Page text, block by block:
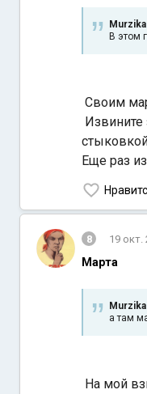
В этом
Своим
Извините
Еще раз
8 19 окт.
Марта
а там
На мой